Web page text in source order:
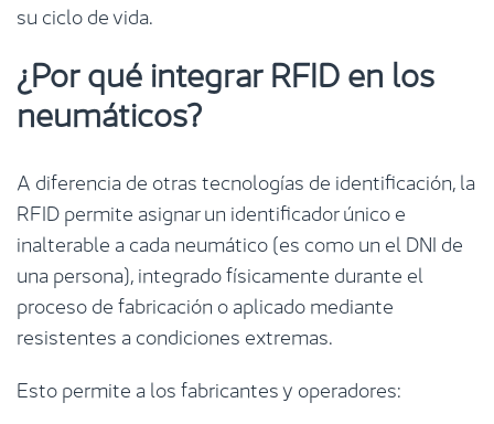
su ciclo de vida.
¿Por qué integrar RFID en los
neumáticos?
A diferencia de otras tecnologías de identificación, la
RFID permite asignar un identificador único e
inalterable a cada neumático (es como un el DNI de
una persona), integrado físicamente durante el
proceso de fabricación o aplicado mediante
resistentes a condiciones extremas.
Esto permite a los fabricantes y operadores: